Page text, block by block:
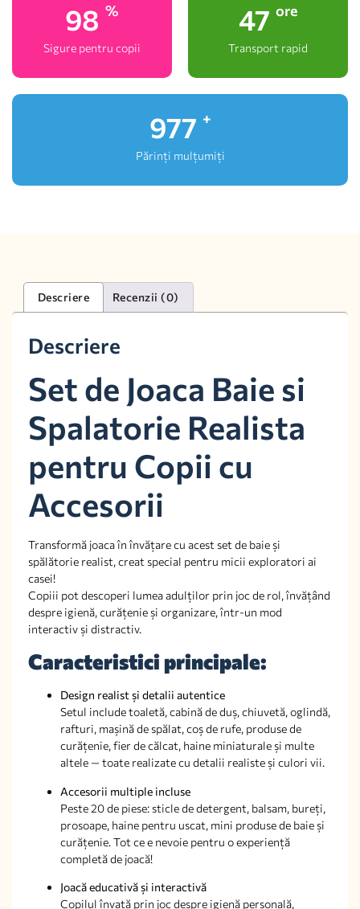
100 %
Sigure pentru copii
48 ore
Transport rapid
1,000
Părinți mulțumiți
Descriere Recenzii (0)
Descriere
Set de Joaca Baie si
Spalatorie Realista
pentru Copii cu
Accesorii
Transformă joaca în învățare cu acest set de baie și
spălătorie realist, creat special pentru micii exploratori ai
casei!
Copiii pot descoperi lumea adulților prin joc de rol, învățând
despre igienă, curățenie și organizare, într-un mod
interactiv și distractiv.
Caracteristici principale:
Design realist și detalii autentice
Setul include toaletă, cabină de duș, chiuvetă, oglindă,
rafturi, mașină de spălat, coș de rufe, produse de
curățenie, fier de călcat, haine miniaturale și multe
altele — toate realizate cu detalii realiste și culori vii.
Accesorii multiple incluse
Peste 20 de piese: sticle de detergent, balsam, bureți,
prosoape, haine pentru uscat, mini produse de baie și
curățenie. Tot ce e nevoie pentru o experiență
completă de joacă!
Joacă educativă și interactivă
Copilul învață prin joc despre igienă personală,